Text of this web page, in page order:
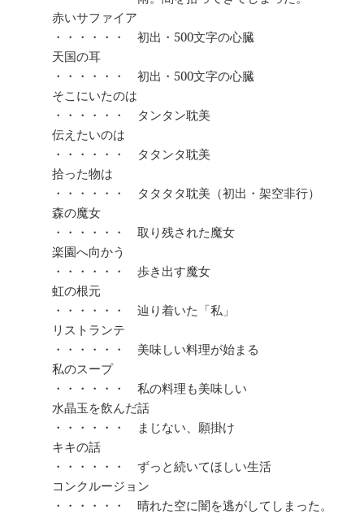
赤いサファイア
・・・・・・ 初出・500文字の心臓
天国の耳
・・・・・・ 初出・500文字の心臓
そこにいたのは
・・・・・・ タンタン耽美
伝えたいのは
・・・・・・ タタンタ耽美
拾った物は
・・・・・・ タタタタ耽美（初出・架空非行）
森の魔女
・・・・・・ 取り残された魔女
楽園へ向かう
・・・・・・ 歩き出す魔女
虹の根元
・・・・・・ 辿り着いた「私」
リストランテ
・・・・・・ 美味しい料理が始まる
私のスープ
・・・・・・ 私の料理も美味しい
水晶玉を飲んだ話
・・・・・・ まじない、願掛け
キキの話
・・・・・・ ずっと続いてほしい生活
コンクルージョン
・・・・・・ 晴れた空に闇を逃がしてしまった。